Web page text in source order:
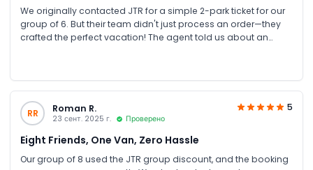
We originally contacted JTR for a simple 2-park ticket for our
group of 6. But their team didn't just process an order—they
crafted the perfect vacation! The agent told us about an
unlimited access to ALL FOUR Yas Parks (Ferrari World, Yas
Waterworld, Warner Bros. World, and SeaWorld). It was an
unbelievable value. We enjoyed two incredible days hopping
great amenities. Having the hotel as a base made the
experience so much more enjoyable and stress-free. Thank
RR Roman R.
23 сент. 2025 г. Проверено
5
Eight Friends, One Van, Zero Hassle
Our group of 8 used the JTR group discount, and the booking